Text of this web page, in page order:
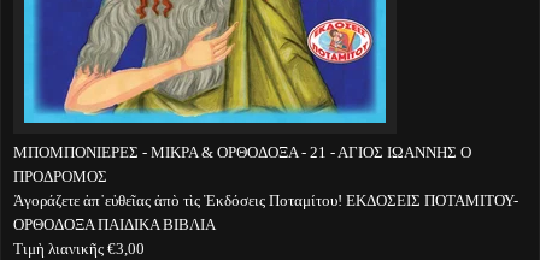
ΜΠΟΜΠΟΝΙΕΡΕΣ - ΜΙΚΡΑ & ΟΡΘΟΔΟΞΑ - 21 - ΑΓΙΟΣ ΙΩΑΝΝΗΣ Ο
ΠΡΟΔΡΟΜΟΣ
Ἀγοράζετε ἀπ᾽εὐθεῖας ἀπὸ τὶς Ἐκδόσεις Ποταμίτου! ΕΚΔΟΣΕΙΣ ΠΟΤΑΜΙΤΟΥ-
ΟΡΘΟΔΟΞΑ ΠΑΙΔΙΚΑ ΒΙΒΛΙΑ
Τιμὴ λιανικῆς €3,00